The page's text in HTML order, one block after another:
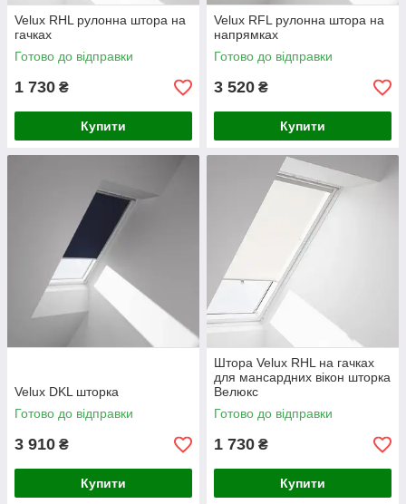
Velux RHL рулонна штора на
гачках
Готово до відправки
1 730 ₴
Купити
Velux RFL рулонна штора на
напрямках
Готово до відправки
3 520 ₴
Купити
Velux DKL шторка
Готово до відправки
3 910 ₴
Купити
Штора Velux RHL на гачках
для мансардних вікон шторка
Велюкс
Готово до відправки
1 730 ₴
Купити